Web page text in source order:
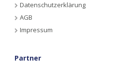
Datenschutzerklärung
AGB
Impressum
Partner